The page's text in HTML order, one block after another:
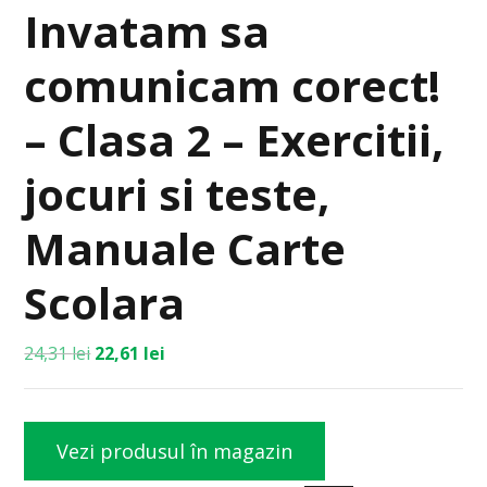
Invatam sa
comunicam corect!
– Clasa 2 – Exercitii,
jocuri si teste,
Manuale Carte
Scolara
24,31lei 22,61 lei
Vezi produsul în magazin